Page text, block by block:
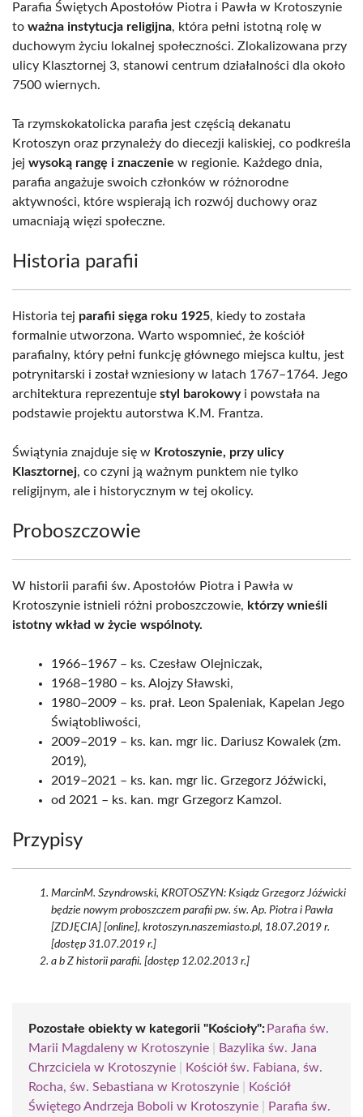
Parafia Świętych Apostołów Piotra i Pawła w Krotoszynie
to ważna instytucja religijna, która pełni istotną rolę w
duchowym życiu lokalnej społeczności. Zlokalizowana przy
ulicy Klasztornej 3, stanowi centrum działalności dla około
7500 wiernych.
Ta rzymskokatolicka parafia jest częścią dekanatu
Krotoszyn oraz przynależy do diecezji kaliskiej, co podkreśla
jej wysoką rangę i znaczenie w regionie. Każdego dnia,
parafia angażuje swoich członków w różnorodne
aktywności, które wspierają ich rozwój duchowy oraz
umacniają więzi społeczne.
Historia parafii
Historia tej parafii sięga roku 1925, kiedy to została
formalnie utworzona. Warto wspomnieć, że kościół
parafialny, który pełni funkcję głównego miejsca kultu, jest
potrynitarski i został wzniesiony w latach 1767–1764. Jego
architektura reprezentuje styl barokowyi powstała na
podstawie projektu autorstwa K.M. Frantza.
Świątynia znajduje się w Krotoszynie, przy ulicy
Klasztornej, co czyni ją ważnym punktem nie tylko
religijnym, ale i historycznym w tej okolicy.
Proboszczowie
W historii parafii św. Apostołów Piotra i Pawła w
Krotoszynie istnieli różni proboszczowie, którzy wnieśli
istotny wkład w życie wspólnoty.
1966–1967 – ks. Czesław Olejniczak,
1968–1980 – ks. Alojzy Sławski,
1980–2009 – ks. prał. Leon Spaleniak, Kapelan Jego
Świątobliwości,
2009–2019 – ks. kan. mgr lic. Dariusz Kowalek (zm.
2019),
2019–2021 – ks. kan. mgr lic. Grzegorz Jóźwicki,
od 2021 – ks. kan. mgr Grzegorz Kamzol.
Przypisy
MarcinM. Szyndrowski, KROTOSZYN: Ksiądz Grzegorz Jóźwicki
będzie nowym proboszczem parafii pw. św. Ap. Piotra i Pawła
[ZDJĘCIA] [online], krotoszyn.naszemiasto.pl, 18.07.2019 r.
[dostęp 31.07.2019 r.]
a b Z historii parafii. [dostęp 12.02.2013 r.]
Pozostałe obiekty w kategorii "Kościoły": Parafia św.
Marii Magdaleny w Krotoszynie
Bazylika św. Jana
Chrzciciela w Krotoszynie
Kościół św. Fabiana, św.
Rocha, św. Sebastiana w Krotoszynie
Kościół
Świętego Andrzeja Boboli w Krotoszynie
Parafia św.